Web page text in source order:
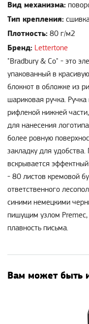
Вид механизма:
Тип крепления:
Плотность: 80 г/м2
Бренд: Lettertone
"Bradbury & Co" - это
упакованный в
блокнот в обложке из
шариковая ручка.
рифленой нижней
для нанесения
более ровную
закладку для
вскрывается
- 80 листов кремовой
ответственного
синими немецкими
пишущим узлом Premec,
плавность письма.
Вам может быть